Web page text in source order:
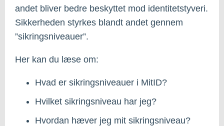
andet bliver bedre beskyttet mod identitetstyveri.
Sikkerheden styrkes blandt andet gennem
”sikringsniveauer”.
Her kan du læse om:
Hvad er sikringsniveauer i MitID?
Hvilket sikringsniveau har jeg?
Hvordan hæver jeg mit sikringsniveau?